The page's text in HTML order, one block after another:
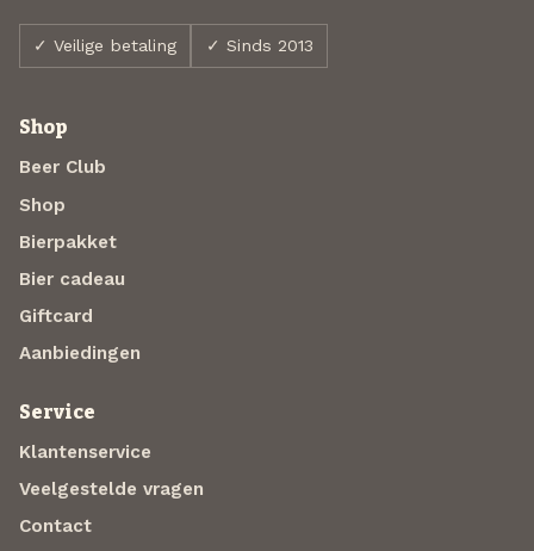
✓ Veilige betaling ✓ Sinds 2013
Shop
Beer Club
Shop
Bierpakket
Bier cadeau
Giftcard
Aanbiedingen
Service
Klantenservice
Veelgestelde vragen
Contact